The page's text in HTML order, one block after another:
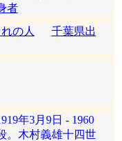
者
の人
千葉県出
年3月9日 - 1960
。木村義雄十四世